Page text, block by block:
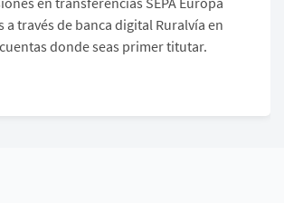
a través de banca digital Ruralvía en
donde seas primer titutar.